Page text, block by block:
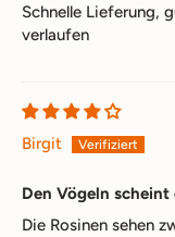
Schnelle Lieferung,
verlaufen
Birgit
Den Vögeln scheint
Die Rosinen sehen